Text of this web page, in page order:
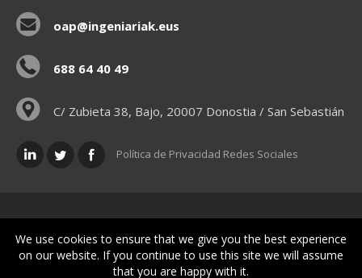
oap@ingeniariak.eus
688 64 40 49
C/ Zubieta 38, Bajo, 20007 Donostia / San Sebastián
Política de Privacidad Redes Sociales
Políticas legales
We use cookies to ensure that we give you the best experience
on our website. If you continue to use this site we will assume
that you are happy with it.